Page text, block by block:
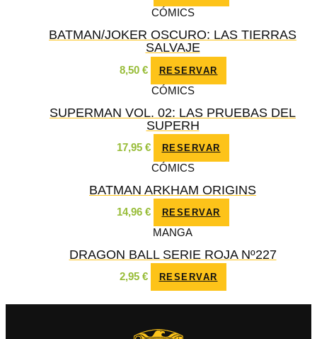
CÓMICS
BATMAN/JOKER OSCURO: LAS TIERRAS
SALVAJE
8,50 € RESERVAR
CÓMICS
SUPERMAN VOL. 02: LAS PRUEBAS DEL
SUPERH
17,95 € RESERVAR
CÓMICS
BATMAN ARKHAM ORIGINS
14,96 € RESERVAR
MANGA
DRAGON BALL SERIE ROJA Nº227
2,95 € RESERVAR